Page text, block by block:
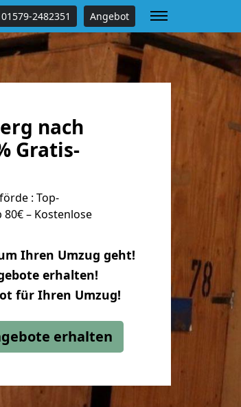
01579-2482351 Angebot
nach
Gratis-
: Top-
– Kostenlose
Ihren Umzug geht!
erhalten!
für Ihren Umzug!
erhalten